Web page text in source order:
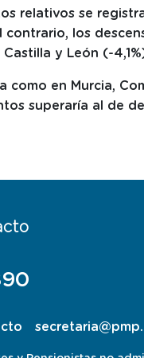
relativos se
contrario, los
y León (-
como en Murcia,
superaría al de